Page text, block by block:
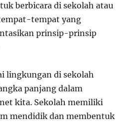
berbicara di sekolah atau
tempat yang
prinsip-prinsip
lingkungan di sekolah
panjang dalam
kita. Sekolah memiliki
mendidik dan membentuk